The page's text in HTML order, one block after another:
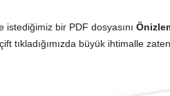
istediğimiz bir PDF dosyasını
tıkladığımızda büyük ihtimalle